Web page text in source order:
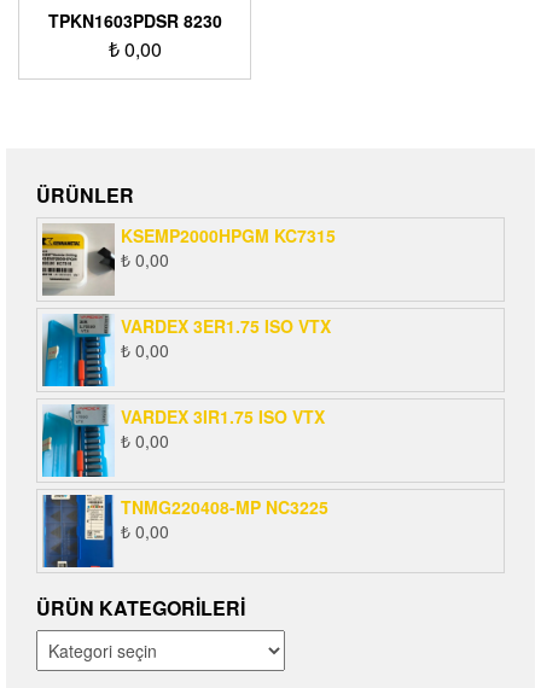
TPKN1603PDSR 8230
₺0,00
ÜRÜNLER
KSEMP2000HPGM KC7315
₺ 0,00
VARDEX 3ER1.75 ISO VTX
₺ 0,00
VARDEX 3IR1.75 ISO VTX
₺ 0,00
TNMG220408-MP NC3225
₺ 0,00
ÜRÜN KATEGORILERI